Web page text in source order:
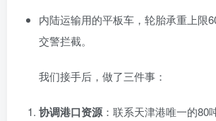
内陆运输用的平板车，轮胎承重上限
交警拦截。
我们接手后，做了三件事：
协调港口资源：联系天津港唯一的80